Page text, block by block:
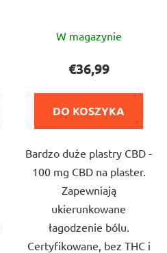
ocena
wynosi
4,8
na
gwiazdek.
W magazynie
€36,99
DO KOSZYKA
Bardzo duże plastry CBD -
100 mg CBD na plaster.
Zapewniają
ukierunkowane
łagodzenie bólu.
Certyfikowane, bez THC i